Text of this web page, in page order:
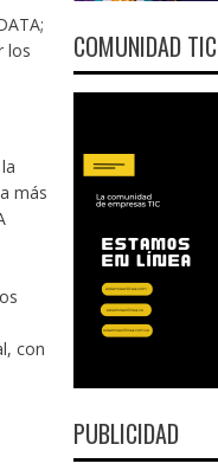
los
más
con
COMUNIDAD TIC
PUBLICIDAD